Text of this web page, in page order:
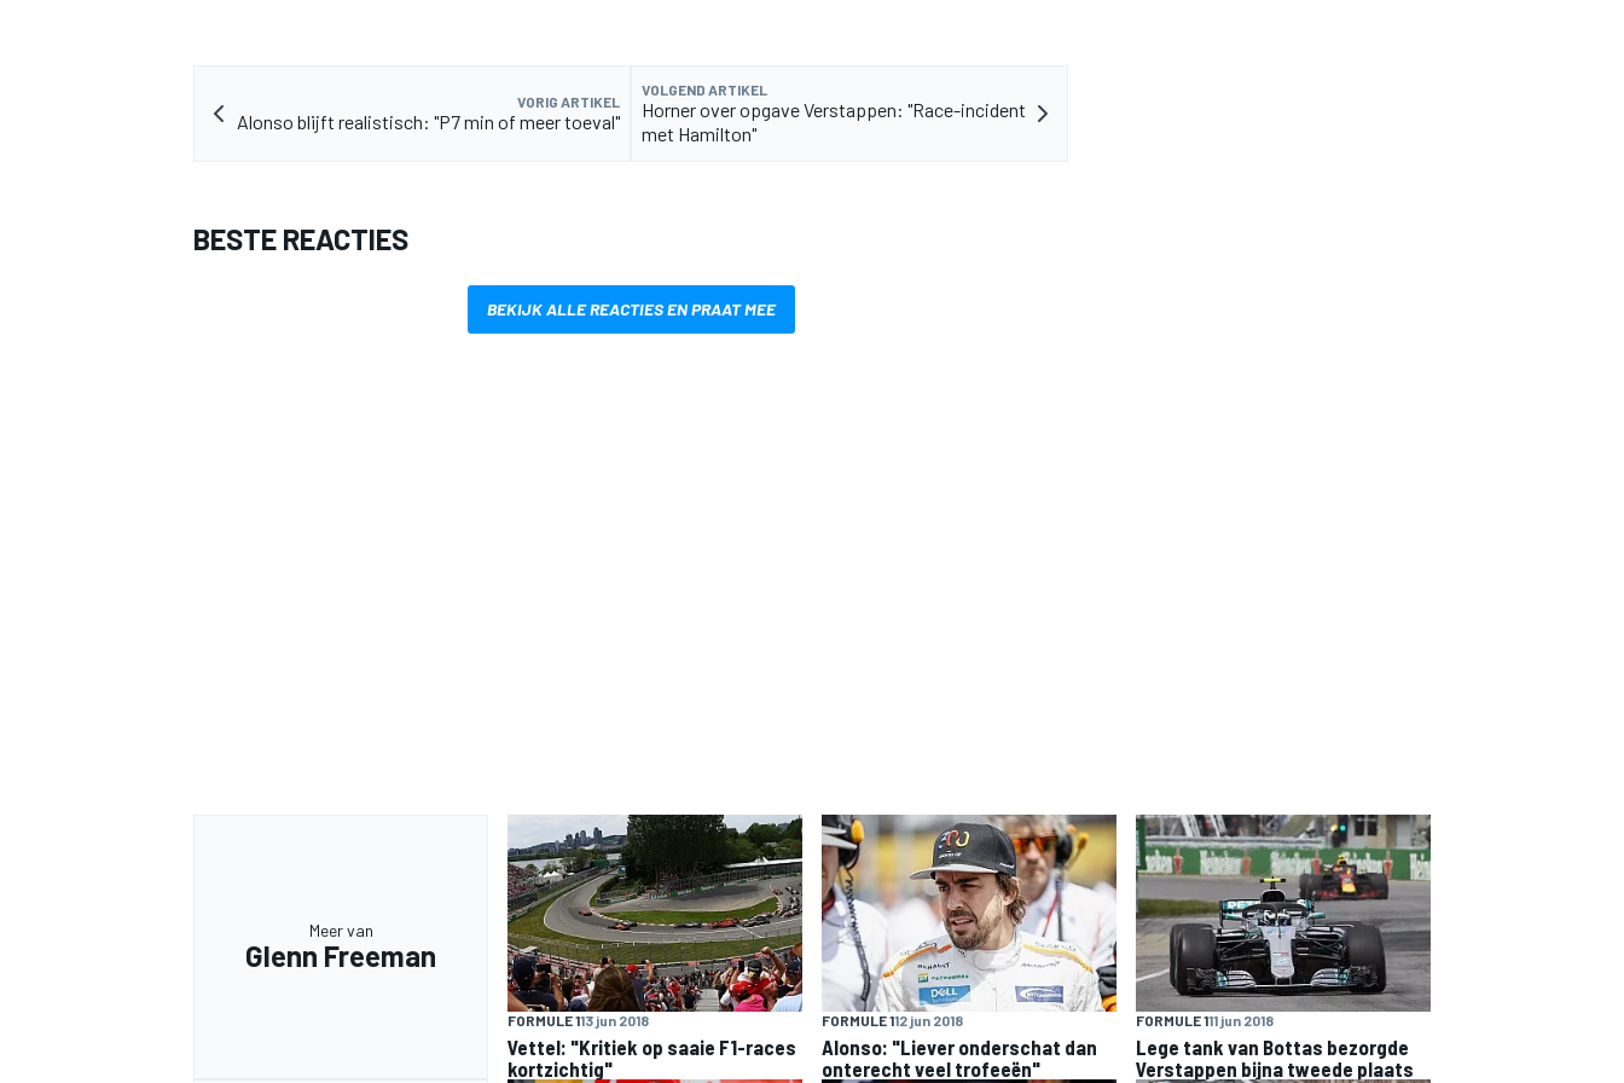
VORIG ARTIKEL
Alonso blijft realistisch: "P7 min of meer toeval"
VOLGEND ARTIKEL
Horner over opgave Verstappen: "Race-incident
met Hamilton"
BESTE REACTIES
BEKIJK ALLE REACTIES EN PRAAT MEE
Meer van
Glenn Freeman
FORMULE 113 jun 2018
Vettel: "Kritiek op saaie F1-races
kortzichtig"
FORMULE 112 jun 2018
Alonso: "Liever onderschat dan
onterecht veel trofeeën"
FORMULE 111 jun 2018
Lege tank van Bottas bezorgde
Verstappen bijna tweede plaats